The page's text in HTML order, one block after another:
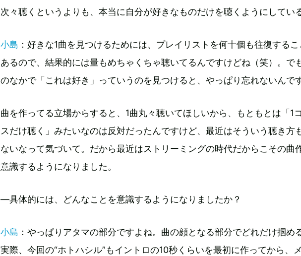
次々聴くというよりも、本当に自分が好きなものだけを聴くようにしてい
小島 ：好きな1曲を見つけるためには、プレイリストを何十個も往復する
あるので、結果的には量もめちゃくちゃ聴いてるんですけどね（笑）。で
のなかで「これは好き」っていうのを見つけると、やっぱり忘れないんで
曲を作ってる立場からすると、1曲丸々聴いてほしいから、もともとは「1
スだけ聴く」みたいなのは反対だったんですけど、最近はそういう聴き方
ないなって気づいて。だから最近はストリーミングの時代だからこその曲
意識するようになりました。
—具体的には、どんなことを意識するようになりましたか？
小島 ：やっぱりアタマの部分ですよね。曲の顔となる部分でどれだけ掴め
実際、今回の“ホトハシル”もイントロの10秒くらいを最初に作ってから、